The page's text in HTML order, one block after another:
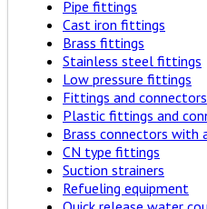
Pipe fittings
Cast iron fittings
Brass fittings
Stainless steel fittings
Low pressure fittings
Fittings and
Plastic fittings and
Brass connectors with
CN type fittings
Suction strainers
Refueling equipment